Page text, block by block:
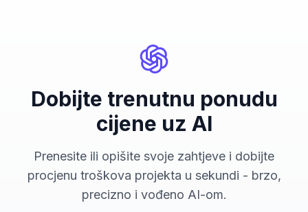
Dobijte trenutnu ponudu
cijene uz AI
Prenesite ili opišite svoje zahtjeve i dobijte
procjenu troškova projekta u sekundi - brzo,
precizno i vođeno AI-om.